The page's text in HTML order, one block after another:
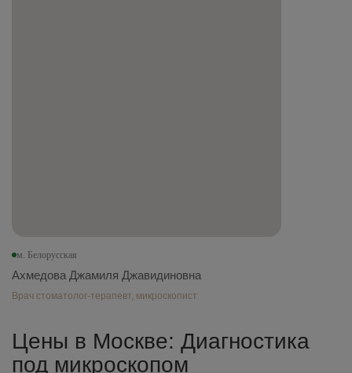
м. Белорусская
Ахмедова Джамиля Джавидиновна
Врач стоматолог-терапевт, микроскопист
Цены в Москве: Диагностика
под микроскопом